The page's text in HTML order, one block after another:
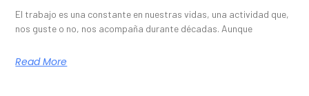
El trabajo es una constante en nuestras vidas, una actividad que,
nos guste o no, nos acompaña durante décadas. Aunque
Read More